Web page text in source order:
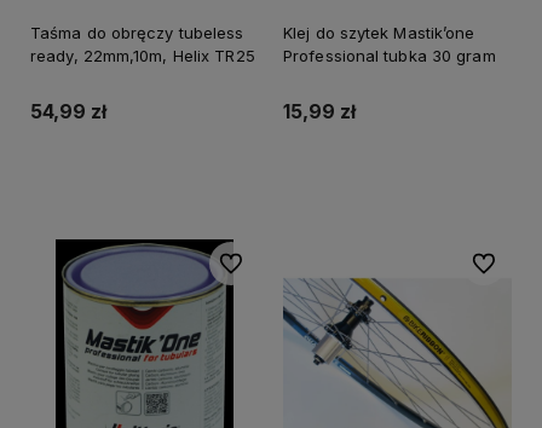
Taśma do obręczy tubeless
ready, 22mm,10m, Helix TR25
54,99 zł
Klej do szytek Mastik’one
Professional tubka 30 gram
15,99 zł
Do ulubionych Do